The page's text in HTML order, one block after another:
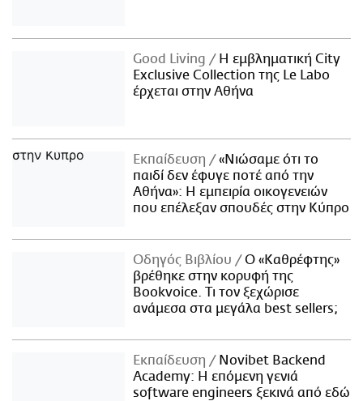
Good Living
Η εμβληματική City
Exclusive Collection της Le Labo
έρχεται στην Αθήνα
Εκπαίδευση
«Νιώσαμε ότι το
παιδί δεν έφυγε ποτέ από την
Αθήνα»: Η εμπειρία οικογενειών
που επέλεξαν σπουδές στην Κύπρο
Οδηγός Βιβλίου
Ο «Καθρέφτης»
βρέθηκε στην κορυφή της
Bookvoice. Τι τον ξεχώρισε
ανάμεσα στα μεγάλα best sellers;
Εκπαίδευση
Novibet Backend
Academy: Η επόμενη γενιά
software engineers ξεκινά από εδώ